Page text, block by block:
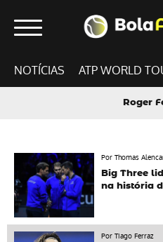
NOTÍCIAS ATP WORLD
Roger
Por Thomas
Big Three
na história
Por Tiago Ferraz